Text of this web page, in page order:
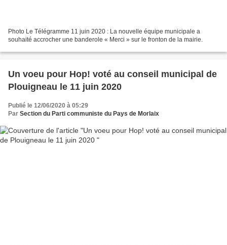
Photo Le Télégramme 11 juin 2020 : La nouvelle équipe municipale a
souhaité accrocher une banderole « Merci » sur le fronton de la mairie.
Un voeu pour Hop! voté au conseil municipal de
Plouigneau le 11 juin 2020
Publié le 12/06/2020 à 05:29
Par Section du Parti communiste du Pays de Morlaix